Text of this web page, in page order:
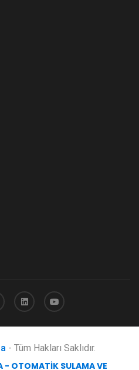
- Tüm Hakları Saklıdır.
- OTOMATIK SULAMA VE